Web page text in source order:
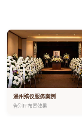
通州殡仪服务案例
告别厅布置效果